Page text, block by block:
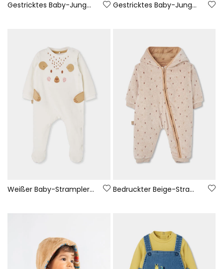
Gestricktes Baby-Jungen-Set mit Waldmotiv und Hase Gestricktes Baby-Jungen-Set mit Waldmotiv-Aufdruck
Weißer Baby-Strampler mit Bärenstickerei Bedruckter Beige-Strampler für Babys mit Kapuze